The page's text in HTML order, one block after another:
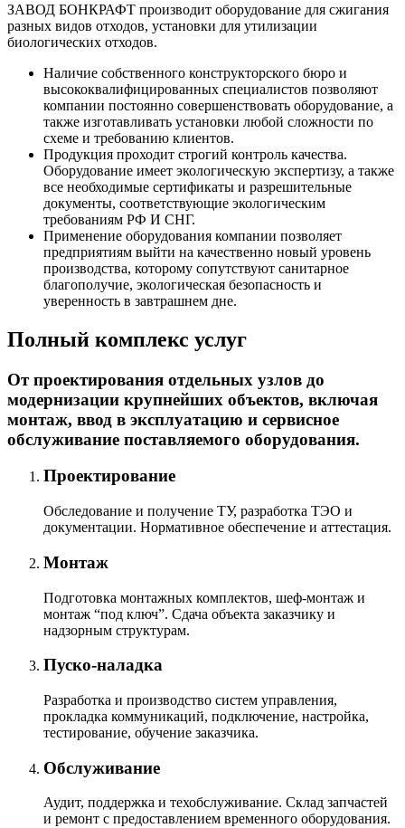
ЗАВОД БОНКРАФТ производит оборудование для сжигания
разных видов отходов, установки для утилизации
биологических отходов.
Наличие собственного конструкторского бюро и
высококвалифицированных специалистов позволяют
компании постоянно совершенствовать оборудование, а
также изготавливать установки любой сложности по
схеме и требованию клиентов.
Продукция проходит строгий контроль качества.
Оборудование имеет экологическую экспертизу, а также
все необходимые сертификаты и разрешительные
документы, соответствующие экологическим
требованиям РФ И СНГ.
Применение оборудования компании позволяет
предприятиям выйти на качественно новый уровень
производства, которому сопутствуют санитарное
благополучие, экологическая безопасность и
уверенность в завтрашнем дне.
Полный комплекс услуг
От проектирования отдельных узлов до
модернизации крупнейших объектов, включая
монтаж, ввод в эксплуатацию и сервисное
обслуживание поставляемого оборудования.
Проектирование
Обследование и получение ТУ, разработка ТЭО и
документации. Нормативное обеспечение и аттестация.
Монтаж
Подготовка монтажных комплектов, шеф-монтаж и
монтаж “под ключ”. Сдача объекта заказчику и
надзорным структурам.
Пуско-наладка
Разработка и производство систем управления,
прокладка коммуникаций, подключение, настройка,
тестирование, обучение заказчика.
Обслуживание
Аудит, поддержка и техобслуживание. Склад запчастей
и ремонт с предоставлением временного оборудования.